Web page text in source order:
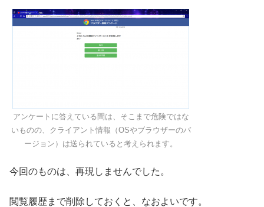
アンケートに答えている間は、そこまで危険ではな
いものの、クライアント情報（OSやブラウザーのバ
ージョン）は送られていると考えられます。
今回のものは、再現しませんでした。
閲覧履歴まで削除しておくと、なおよいです。